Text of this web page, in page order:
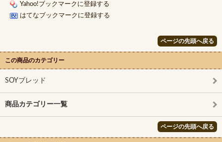
Yahoo!ブックマークに登録する
はてなブックマークに登録する
ページの先頭へ戻る
この商品のカテゴリー
SOYブレッド
商品カテゴリー一覧
ページの先頭へ戻る